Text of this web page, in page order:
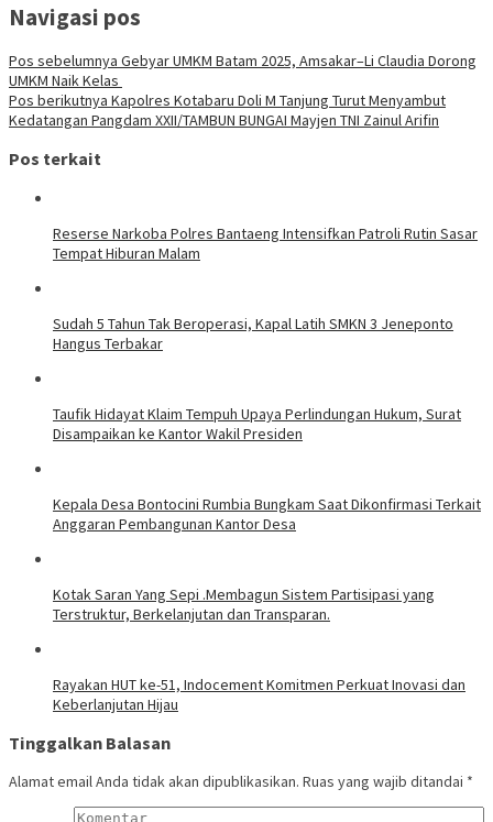
Navigasi pos
Pos sebelumnya Gebyar UMKM Batam 2025, Amsakar–Li Claudia Dorong
UMKM Naik Kelas
Pos berikutnya Kapolres Kotabaru Doli M Tanjung Turut Menyambut
Kedatangan Pangdam XXII/TAMBUN BUNGAI Mayjen TNI Zainul Arifin
Pos terkait
Reserse Narkoba Polres Bantaeng Intensifkan Patroli Rutin Sasar
Tempat Hiburan Malam
Sudah 5 Tahun Tak Beroperasi, Kapal Latih SMKN 3 Jeneponto
Hangus Terbakar
Taufik Hidayat Klaim Tempuh Upaya Perlindungan Hukum, Surat
Disampaikan ke Kantor Wakil Presiden
Kepala Desa Bontocini Rumbia Bungkam Saat Dikonfirmasi Terkait
Anggaran Pembangunan Kantor Desa
Kotak Saran Yang Sepi .Membagun Sistem Partisipasi yang
Terstruktur, Berkelanjutan dan Transparan.
Rayakan HUT ke-51, Indocement Komitmen Perkuat Inovasi dan
Keberlanjutan Hijau
Tinggalkan Balasan
Alamat email Anda tidak akan dipublikasikan. Ruas yang wajib ditandai *